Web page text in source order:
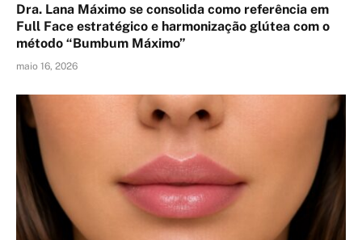
Dra. Lana Máximo se consolida como referência em
Full Face estratégico e harmonização glútea com o
método “Bumbum Máximo”
maio 16, 2026